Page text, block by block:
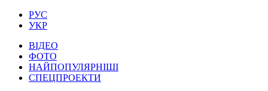
РУС
УКР
ВІДЕО
ФОТО
НАЙПОПУЛЯРНІШІ
СПЕЦПРОЕКТИ